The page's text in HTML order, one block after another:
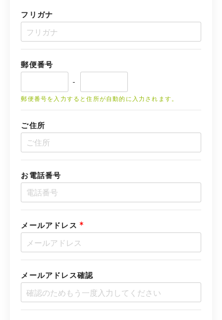
フリガナ
郵便番号
-
郵便番号を入力すると住所が自動的に入力されます。
ご住所
お電話番号
メールアドレス *
メールアドレス確認